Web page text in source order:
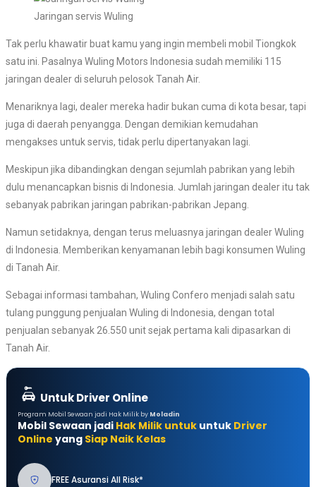
Jaringan servis Wuling
Tak perlu khawatir buat kamu yang ingin membeli mobil Tiongkok
satu ini. Pasalnya Wuling Motors Indonesia sudah memiliki 115
jaringan dealer di seluruh pelosok Tanah Air.
Menariknya lagi, dealer mereka hadir bukan cuma di kota besar, tapi
juga di daerah penyangga. Dengan demikian kemudahan
mengakses untuk servis, tidak perlu dipertanyakan lagi.
Meskipun jika dibandingkan dengan sejumlah pabrikan yang lebih
dulu menancapkan bisnis di Indonesia. Jumlah jaringan dealer itu tak
sebanyak pabrikan jaringan pabrikan-pabrikan Jepang.
Namun setidaknya, dengan terus meluasnya jaringan dealer Wuling
di Indonesia. Memberikan kenyamanan lebih bagi konsumen Wuling
di Tanah Air.
Sebagai informasi tambahan, Wuling Confero menjadi salah satu
tulang punggung penjualan Wuling di Indonesia, dengan total
penjualan sebanyak 26.550 unit sejak pertama kali dipasarkan di
Tanah Air.
Untuk Driver Online
Program Mobil Sewaan jadi Hak Milik by Moladin
Mobil Sewaan jadi Hak Milik untuk untuk Driver
Online yang Siap Naik Kelas
FREE Asuransi All Risk*